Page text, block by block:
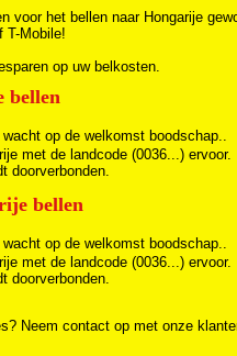
voor het bellen naar Hongarije
T-Mobile!
op uw belkosten.
bellen
op de welkomst boodschap..
met de landcode (0036...) ervoor.
doorverbonden.
bellen
op de welkomst boodschap..
met de landcode (0036...) ervoor.
doorverbonden.
Neem contact op met onze